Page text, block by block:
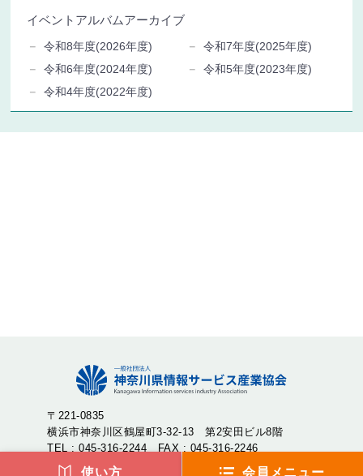
イベントアルバムアーカイブ
令和8年度(2026年度)
令和7年度(2025年度)
令和6年度(2024年度)
令和5年度(2023年度)
令和4年度(2022年度)
〒221-0835
横浜市神奈川区鶴屋町3-32-13 第2安田ビル8階
TEL : 045-316-2244 FAX : 045-316-2246
使い方 会員メニュー